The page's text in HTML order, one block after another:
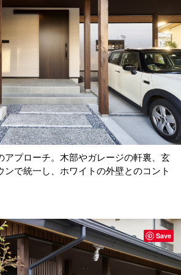
アプローチ。木部やガレージの軒裏、玄
ンで統一し、ホワイトの外壁とのコント
Save